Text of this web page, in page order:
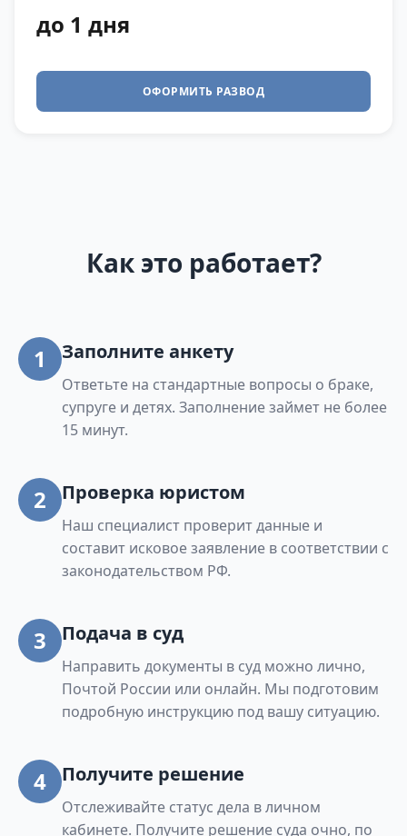
до 1 дня
ОФОРМИТЬ РАЗВОД
Как это работает?
1 Заполните анкету
Ответьте на стандартные вопросы о браке,
супруге и детях. Заполнение займет не более
15 минут.
2 Проверка юристом
Наш специалист проверит данные и
составит исковое заявление в соответствии с
законодательством РФ.
3 Подача в суд
Направить документы в суд можно лично,
Почтой России или онлайн. Мы подготовим
подробную инструкцию под вашу ситуацию.
4 Получите решение
Отслеживайте статус дела в личном
кабинете. Получите решение суда очно, по